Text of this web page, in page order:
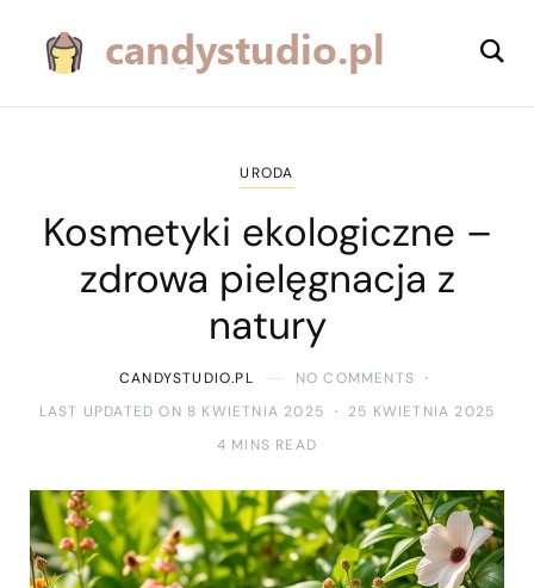
URODA
Kosmetyki ekologiczne –
zdrowa pielęgnacja z
natury
CANDYSTUDIO.PL
NO COMMENTS
LAST UPDATED ON 8 KWIETNIA 2025
25 KWIETNIA 2025
4 MINS READ